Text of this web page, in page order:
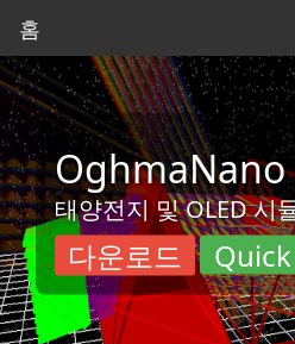
홈
OghmaNano
태양전지 및 OLED 시
다운로드